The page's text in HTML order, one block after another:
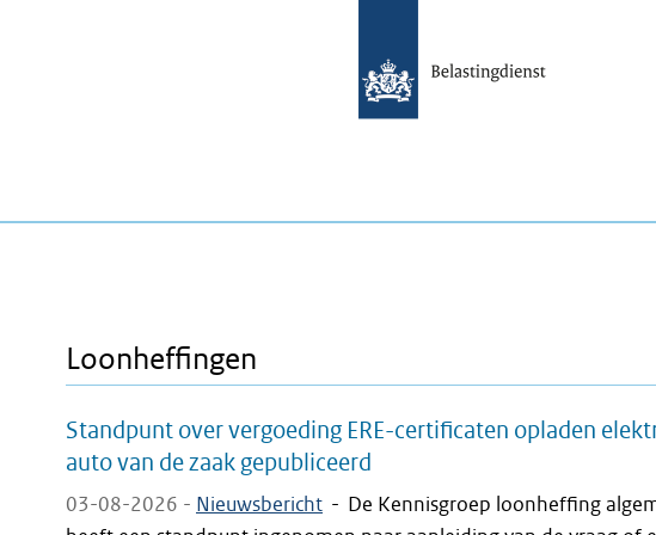
Loonheffingen
Standpunt over vergoeding ERE-certificaten opladen
auto van de zaak gepubliceerd
03-08-2026 - Nieuwsbericht - De Kennisgroep loonheffing